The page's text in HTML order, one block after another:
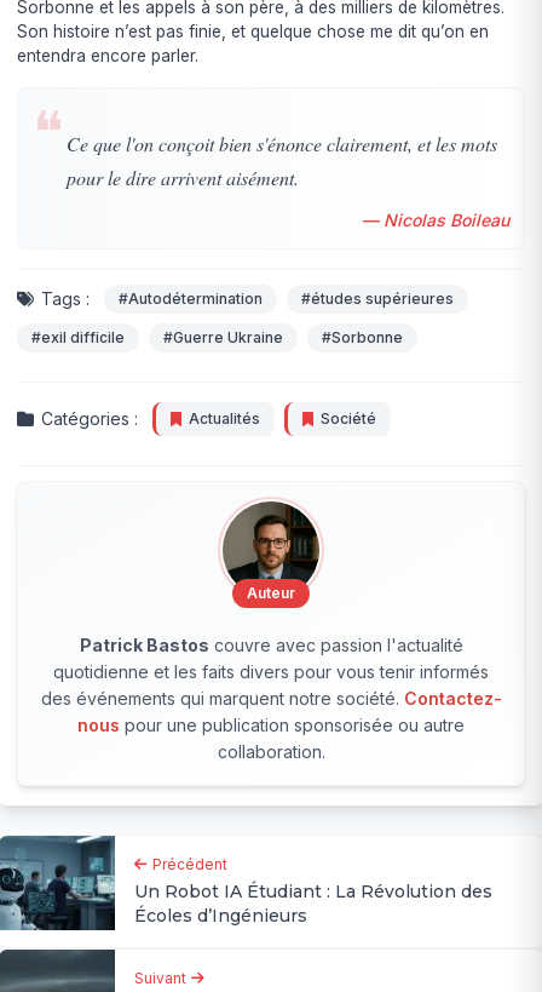
Sorbonne et les appels à son père, à des milliers de kilomètres.
Son histoire n’est pas finie, et quelque chose me dit qu’on en
entendra encore parler.
❝ Ce que l'on conçoit bien s'énonce clairement, et les mots
pour le dire arrivent aisément.
— Nicolas Boileau
Tags : #Autodétermination #études supérieures
#exil difficile #Guerre Ukraine #Sorbonne
Catégories : Actualités Société
Auteur
Patrick Bastos couvre avec passion l'actualité
quotidienne et les faits divers pour vous tenir informés
des événements qui marquent notre société. Contactez-
nous pour une publication sponsorisée ou autre
collaboration.
Précédent
Un Robot IA Étudiant : La Révolution des
Écoles d’Ingénieurs
Suivant